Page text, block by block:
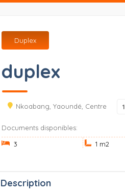
Duplex
duplex
Nkoabang, Yaoundé, Centre 1
Documents disponibles:
3
1 m2
Description